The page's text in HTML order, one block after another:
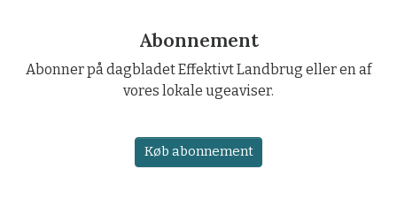
Abonnement
Abonner på dagbladet Effektivt Landbrug eller en af
vores lokale ugeaviser.
Køb abonnement